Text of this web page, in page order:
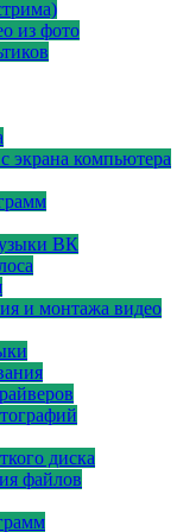
из фото
экрана компьютера
ВК
и монтажа видео
диска
файлов